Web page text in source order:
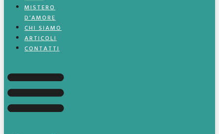
MISTERO
D’AMORE
CHI SIAMO
ARTICOLI
CONTATTI